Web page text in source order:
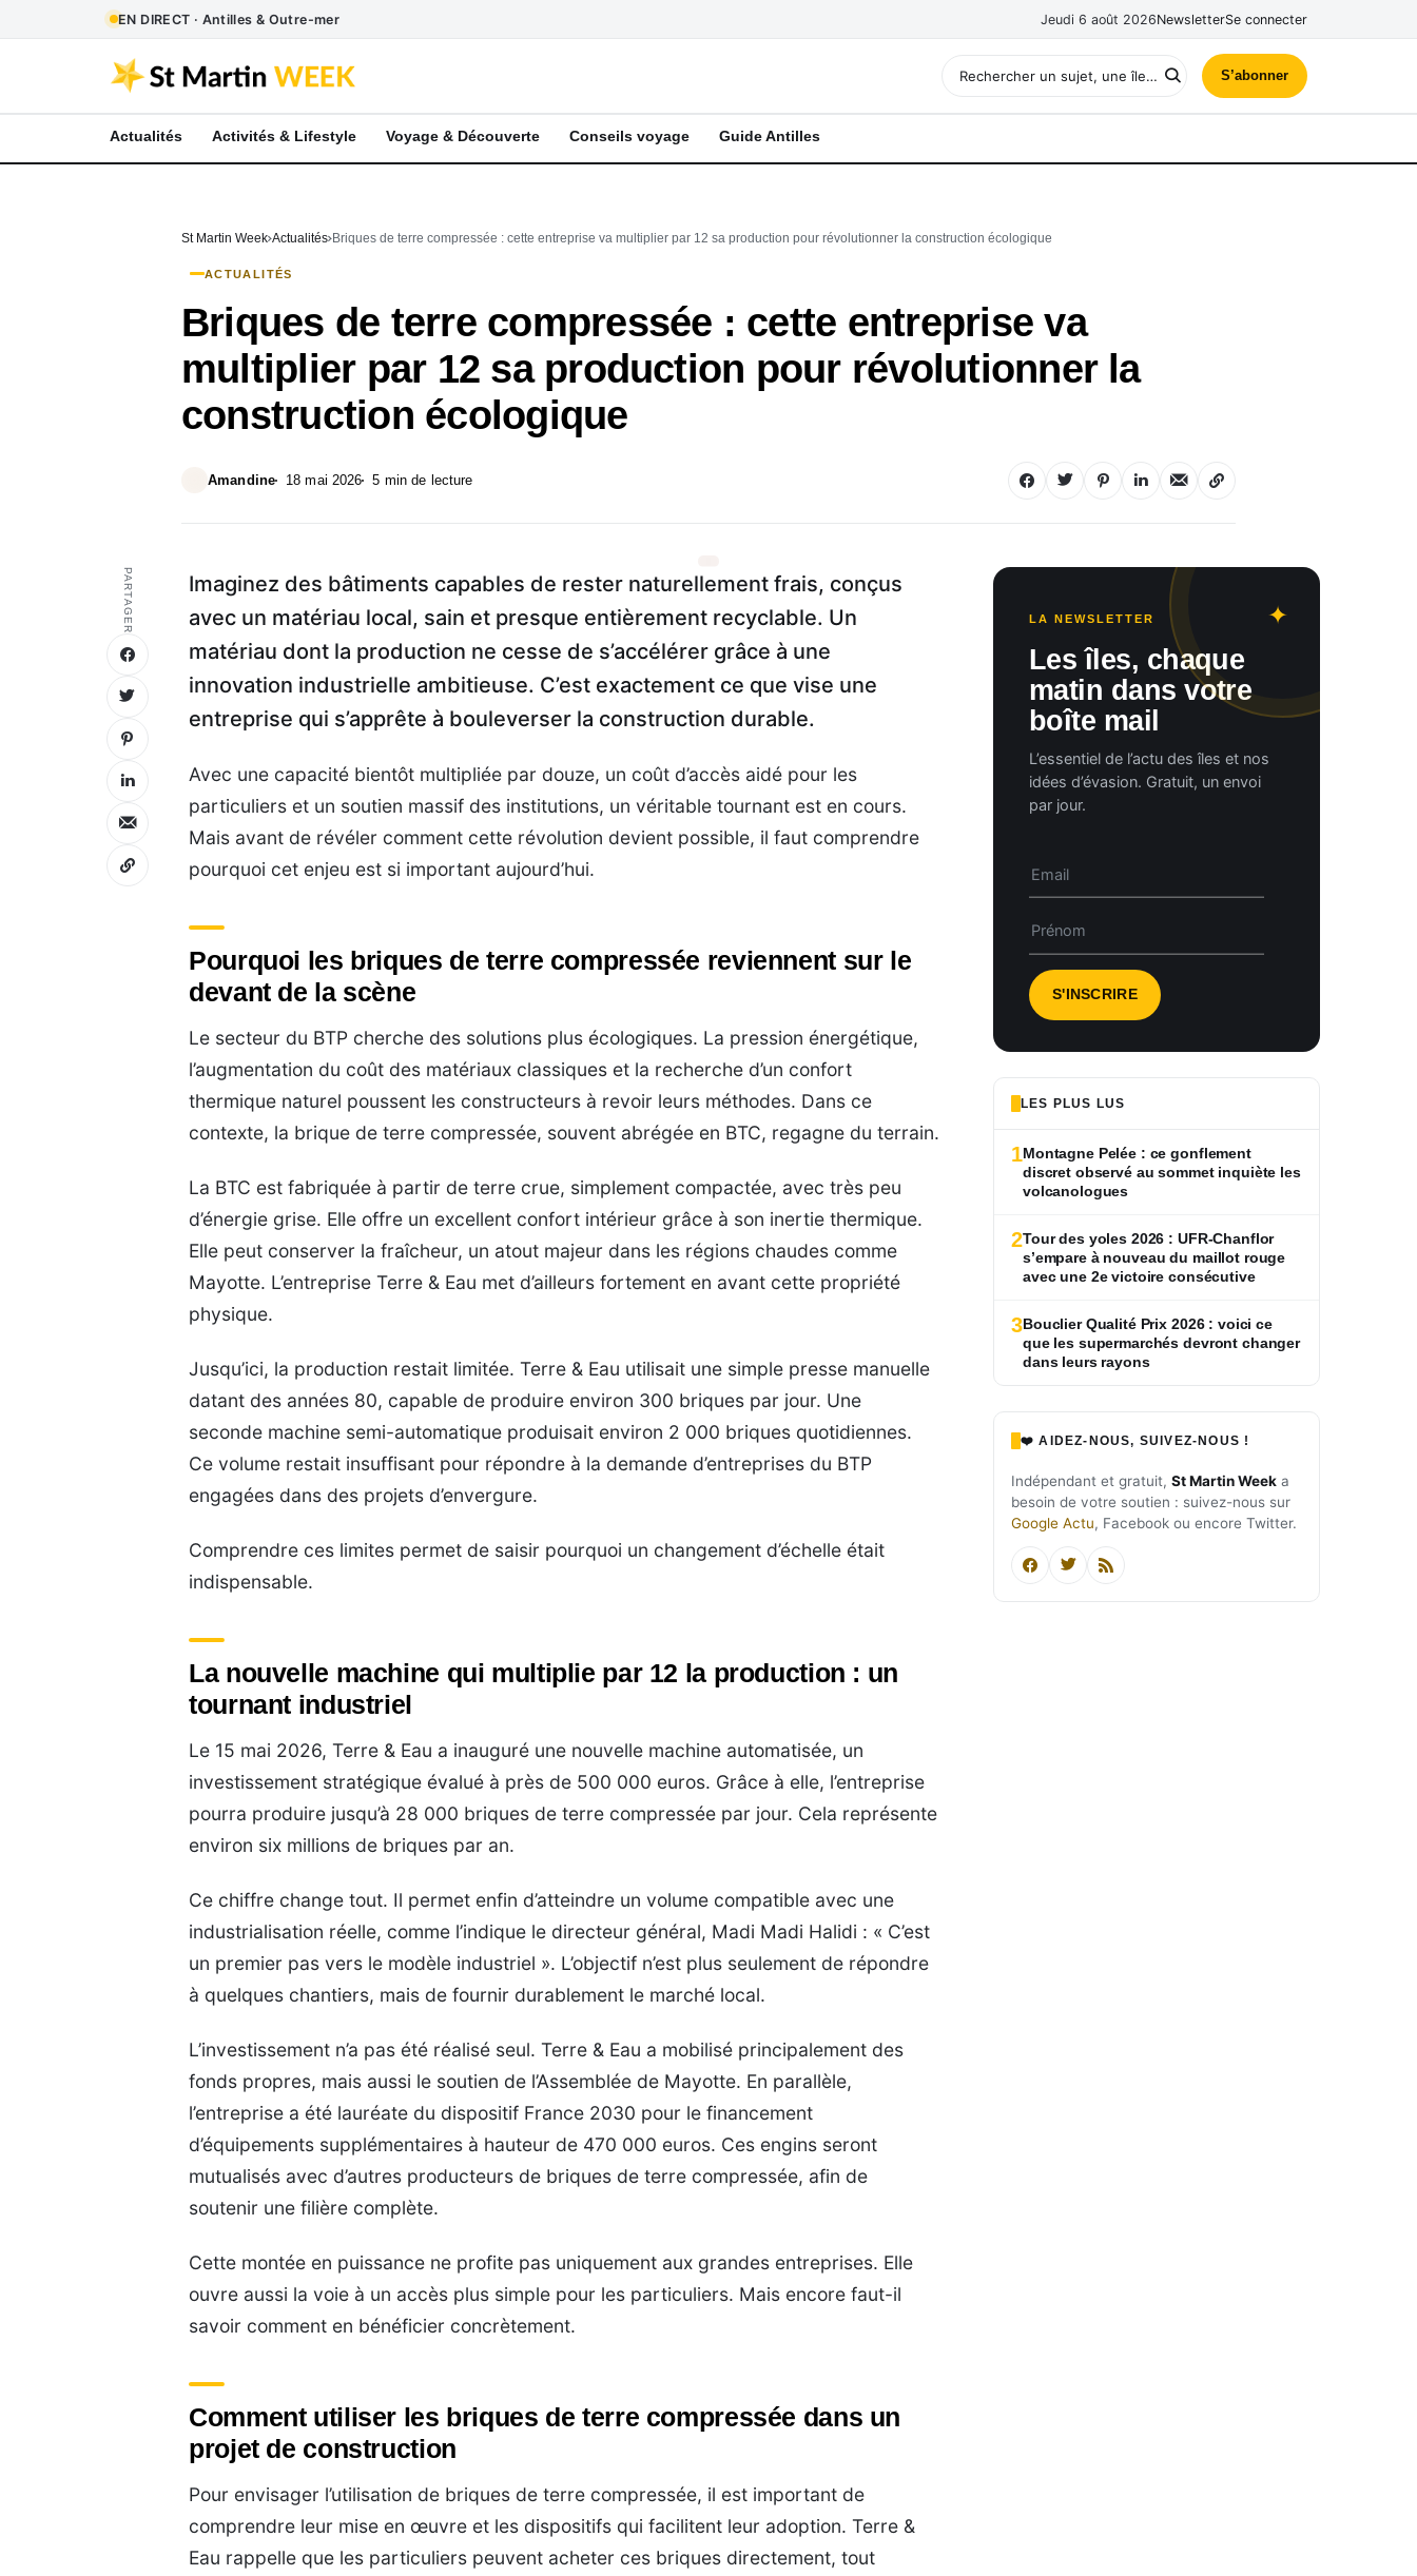
EN DIRECT · Antilles & Outre-mer Jeudi 6 août 2026NewsletterSe connecter
S’abonner
Actualités Activités & Lifestyle Voyage & Découverte Conseils voyage Guide Antilles
St Martin Week Actualités Briques de terre compressée : cette entreprise va multiplier par 12 sa production pour révolutionner la construction écologique
ACTUALITÉS
Briques de terre compressée : cette entreprise va
multiplier par 12 sa production pour révolutionner la
construction écologique
Amandine 18 mai 2026 5 min de lecture
PARTAGER
Imaginez des bâtiments capables de rester naturellement frais, conçus
avec un matériau local, sain et presque entièrement recyclable. Un
matériau dont la production ne cesse de s’accélérer grâce à une
innovation industrielle ambitieuse. C’est exactement ce que vise une
entreprise qui s’apprête à bouleverser la construction durable.
Avec une capacité bientôt multipliée par douze, un coût d’accès aidé pour les
particuliers et un soutien massif des institutions, un véritable tournant est en cours.
Mais avant de révéler comment cette révolution devient possible, il faut comprendre
pourquoi cet enjeu est si important aujourd’hui.
Pourquoi les briques de terre compressée reviennent sur le
devant de la scène
Le secteur du BTP cherche des solutions plus écologiques. La pression énergétique,
l’augmentation du coût des matériaux classiques et la recherche d’un confort
thermique naturel poussent les constructeurs à revoir leurs méthodes. Dans ce
contexte, la brique de terre compressée, souvent abrégée en BTC, regagne du terrain.
La BTC est fabriquée à partir de terre crue, simplement compactée, avec très peu
d’énergie grise. Elle offre un excellent confort intérieur grâce à son inertie thermique.
Elle peut conserver la fraîcheur, un atout majeur dans les régions chaudes comme
Mayotte. L’entreprise Terre & Eau met d’ailleurs fortement en avant cette propriété
physique.
Jusqu’ici, la production restait limitée. Terre & Eau utilisait une simple presse manuelle
datant des années 80, capable de produire environ 300 briques par jour. Une
seconde machine semi-automatique produisait environ 2 000 briques quotidiennes.
Ce volume restait insuffisant pour répondre à la demande d’entreprises du BTP
engagées dans des projets d’envergure.
Comprendre ces limites permet de saisir pourquoi un changement d’échelle était
indispensable.
La nouvelle machine qui multiplie par 12 la production : un
tournant industriel
Le 15 mai 2026, Terre & Eau a inauguré une nouvelle machine automatisée, un
investissement stratégique évalué à près de 500 000 euros. Grâce à elle, l’entreprise
pourra produire jusqu’à 28 000 briques de terre compressée par jour. Cela représente
environ six millions de briques par an.
Ce chiffre change tout. Il permet enfin d’atteindre un volume compatible avec une
industrialisation réelle, comme l’indique le directeur général, Madi Madi Halidi : « C’est
un premier pas vers le modèle industriel ». L’objectif n’est plus seulement de répondre
à quelques chantiers, mais de fournir durablement le marché local.
L’investissement n’a pas été réalisé seul. Terre & Eau a mobilisé principalement des
fonds propres, mais aussi le soutien de l’Assemblée de Mayotte. En parallèle,
l’entreprise a été lauréate du dispositif France 2030 pour le financement
d’équipements supplémentaires à hauteur de 470 000 euros. Ces engins seront
mutualisés avec d’autres producteurs de briques de terre compressée, afin de
soutenir une filière complète.
Cette montée en puissance ne profite pas uniquement aux grandes entreprises. Elle
ouvre aussi la voie à un accès plus simple pour les particuliers. Mais encore faut-il
savoir comment en bénéficier concrètement.
Comment utiliser les briques de terre compressée dans un
projet de construction
Pour envisager l’utilisation de briques de terre compressée, il est important de
comprendre leur mise en œuvre et les dispositifs qui facilitent leur adoption. Terre &
Eau rappelle que les particuliers peuvent acheter ces briques directement, tout
LA NEWSLETTER
Les îles, chaque
matin dans votre
boîte mail
L’essentiel de l’actu des îles et nos
idées d’évasion. Gratuit, un envoi
par jour.
LES PLUS LUS
1Montagne Pelée : ce gonflement
discret observé au sommet inquiète les
volcanologues
2Tour des yoles 2026 : UFR-Chanflor
s’empare à nouveau du maillot rouge
avec une 2e victoire consécutive
3Bouclier Qualité Prix 2026 : voici ce
que les supermarchés devront changer
dans leurs rayons
❤️ AIDEZ-NOUS, SUIVEZ-NOUS !
Indépendant et gratuit, St Martin Week a
besoin de votre soutien : suivez-nous sur
Google Actu, Facebook ou encore Twitter.